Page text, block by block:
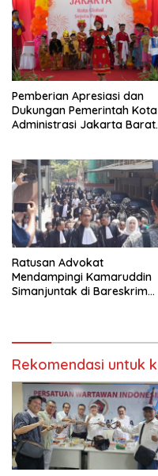
Pemberian Apresiasi dan
Dukungan Pemerintah Kota
Administrasi Jakarta Barat
Jelajah Sahabat Perempuan
dan Anak ( SAPA )
Ratusan Advokat
Mendampingi Kamaruddin
Simanjuntak di Bareskrim
Rekomendasi untuk